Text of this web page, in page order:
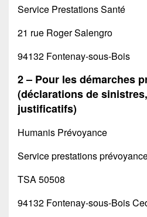
Service Prestations Santé
21 rue Roger Salengro
94132 Fontenay-sous-Bois
2 – Pour les démarches
(déclarations de
justificatifs)
Humanis Prévoyance
Service prestations
TSA 50508
94132 Fontenay-sous-Bois